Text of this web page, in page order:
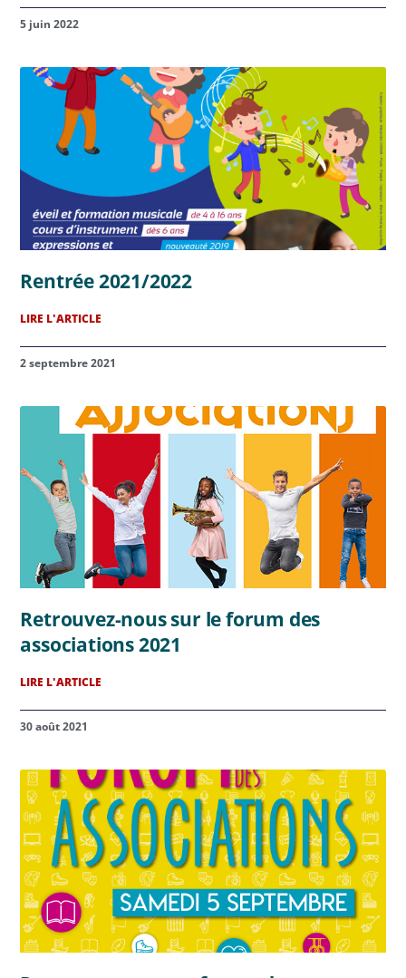
5 juin 2022
Rentrée 2021/2022
LIRE L'ARTICLE
2 septembre 2021
Retrouvez-nous sur le forum des
associations 2021
LIRE L'ARTICLE
30 août 2021